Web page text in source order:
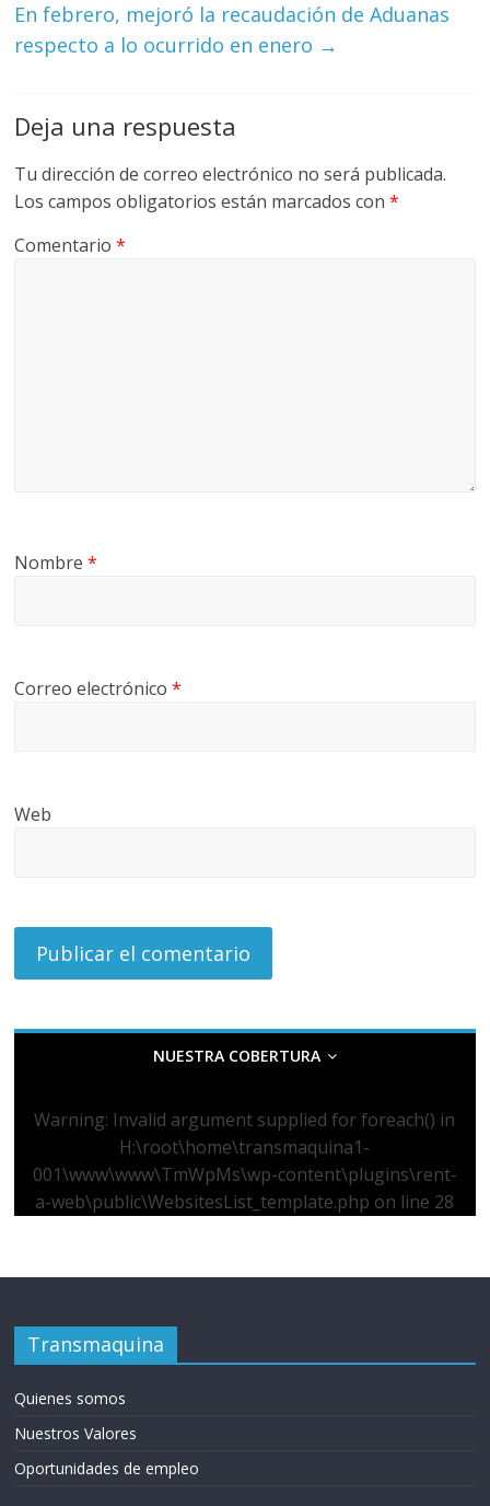
S
M
U
N
A
–
G
R
En febrero, mejoró la recaudación de Aduanas
respecto a lo ocurrido en enero →
Deja una respuesta
Tu dirección de correo electrónico no será publicada.
Los campos obligatorios están marcados con*
Comentario*
Nombre*
Correo electrónico*
Web
NUESTRA COBERTURA
Warning: Invalid argument supplied for foreach() in
H:\root\home\transmaquina1-
001\www\www\TmWpMs\wp-content\plugins\rent-
a-web\public\WebsitesList_template.php on line 28
Transmaquina
Quienes somos
Nuestros Valores
Oportunidades de empleo